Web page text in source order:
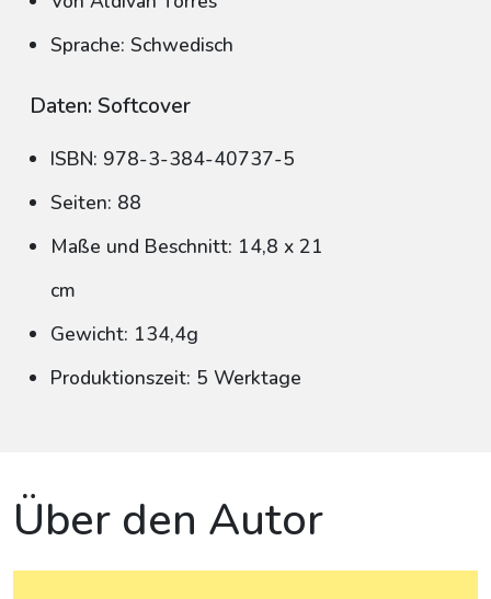
Sprache: Schwedisch
Daten: Softcover
ISBN: 978-3-384-40737-5
Seiten: 88
Maße und Beschnitt: 14,8 x 21
cm
Gewicht: 134,4g
Produktionszeit: 5 Werktage
Über den Autor